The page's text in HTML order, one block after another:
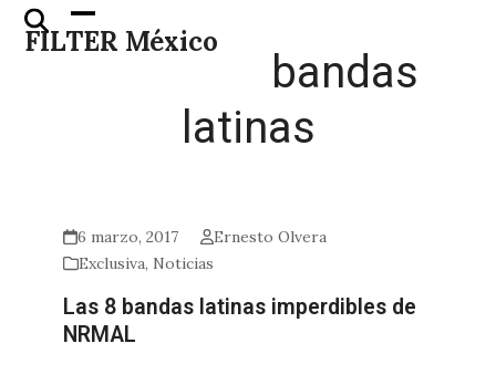
Skip
FILTER México
Open
mobile
Close
mobile
bandas
latinas
6 marzo, 2017
Ernesto Olvera
Exclusiva, Noticias
Las 8 bandas latinas imperdibles de
NRMAL